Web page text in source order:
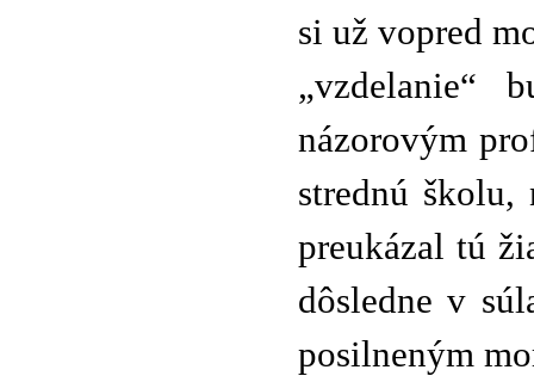
si už vopred
„vzdelanie“
názorovým
strednú
preukázal tú
dôsledne v
posilneným